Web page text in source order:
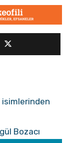
isimlerinden
Bozacı